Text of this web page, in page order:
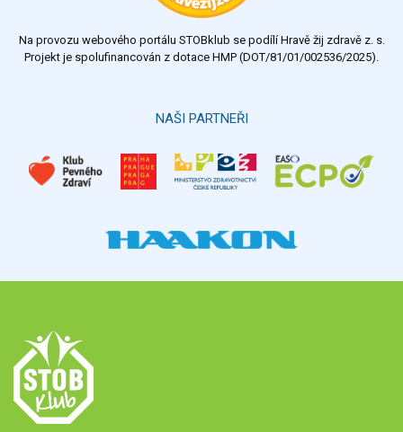
Výsledky Všechny ankety
Na provozu webového portálu STOBklub se podílí Hravě žij zdravě z. s.
Projekt je spolufinancován z dotace HMP (DOT/81/01/002536/2025).
NAŠI PARTNEŘI